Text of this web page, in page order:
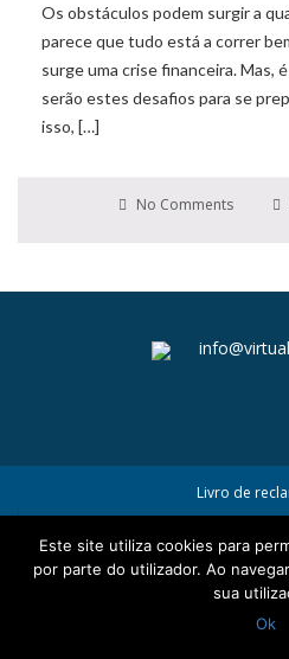
Os obstáculos podem surgir a
parece que tudo está a correr
surge uma crise financeira. Mas,
serão estes desafios para se
isso, […]
No Comments
Livro de
Política de
Este site utiliza cookies para
por parte do utilizador. Ao
sua
Ok